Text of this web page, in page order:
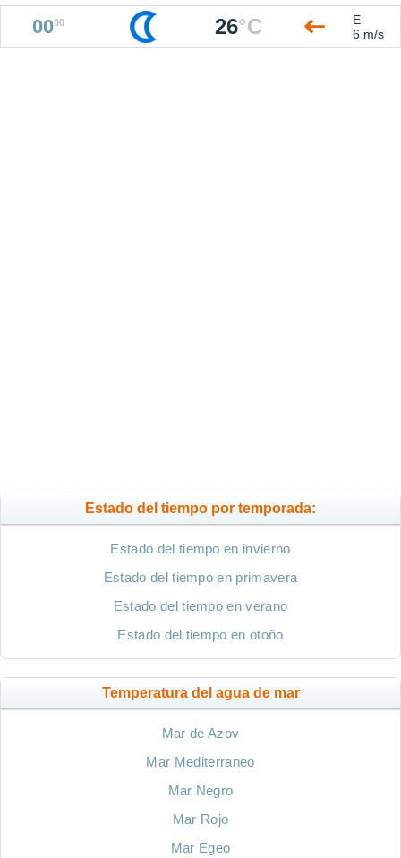
0000 26°C
E
6 m/s
Estado del tiempo por temporada:
Estado del tiempo en invierno
Estado del tiempo en primavera
Estado del tiempo en verano
Estado del tiempo en otoño
Temperatura del agua de mar
Mar de Azov
Mar Mediterraneo
Mar Negro
Mar Rojo
Mar Egeo